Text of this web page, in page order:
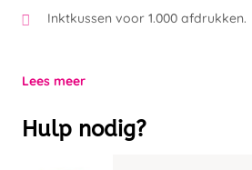
Inktkussen voor 1.000 afdrukken.
Lees meer
Hulp nodig?